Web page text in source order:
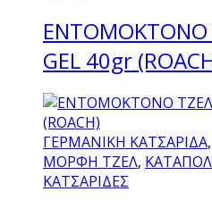
ΕΝΤΟΜΟΚΤΟΝΟ
GEL 40gr
ΓΕΡΜΑΝΙΚΗ ΚΑΤΣΑΡΙΔΑ,
ΜΟΡΦΗ ΤΖΕΛ,
ΚΑΤΣΑΡΙΔΕΣ